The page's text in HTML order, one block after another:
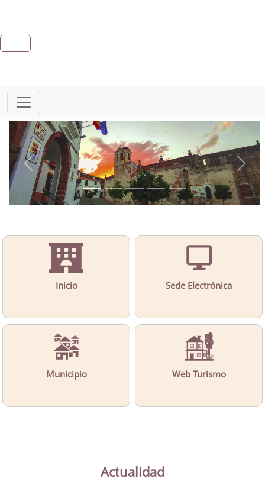
Inicio Sede Electrónica
Municipio Web Turismo
Actualidad